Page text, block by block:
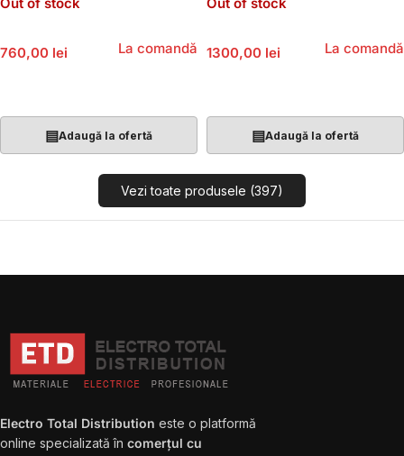
760,00 lei La comandă
▤Adaugă la ofertă
1300,00 lei La comandă
▤Adaugă la ofertă
Vezi toate produsele (397)
Electro Total Distribution este o platformă
online specializată în comerțul cu